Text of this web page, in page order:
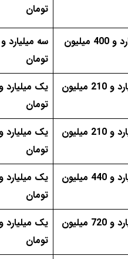
تومان
سه میلیارد و 400 میلیون
تومان
یک میلیارد و 210 میلیون
تومان
یک میلیارد و 210 میلیون
تومان
یک میلیارد و 440 میلیون
تومان
یک میلیارد و 720 میلیون
تومان